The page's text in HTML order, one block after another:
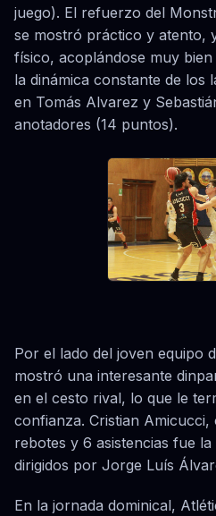
juego). El refuerzo del
se mostró práctico y atento,
físico, acoplándose muy
la dinámica constante de los
en Tomás Alvarez y
anotadores (14 puntos).
Por el lado del joven equipo
mostró una interesante
en el cesto rival, lo que le
confianza. Cristian Amicucci,
rebotes y 6 asistencias fue
dirigidos por Jorge Luís
En la jornada dominical,